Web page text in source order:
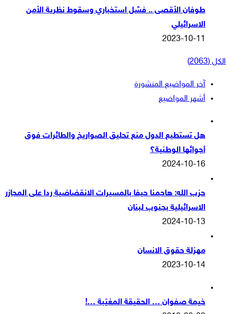
طوفان الأقصى .. فشل استخباري وسقوط نظرية الأمن
الاسرائيلي
2023-10-11
الكل (2063)
آخر المواضيع المنشورة
أشهر المواضيع
هل تستطيع الدول منع تحليق الصواريخ والطائرات فوق
أجوائها الوطنية؟
2024-10-16
حزب الله: هاجمنا حيفا بالمسيرات الانقضاضية ردا على المجازر
الاسرائيلية بجنوب لبنان
2024-10-13
مهزلة حقوق الانسان
2023-10-14
خيمة صفوان … الحقيقة المغيّبة …!